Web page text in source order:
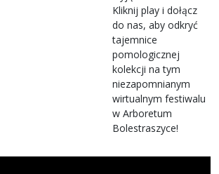
Kliknij play i dołącz
do nas, aby odkryć
tajemnice
pomologicznej
kolekcji na tym
niezapomnianym
wirtualnym festiwalu
w Arboretum
Bolestraszyce!